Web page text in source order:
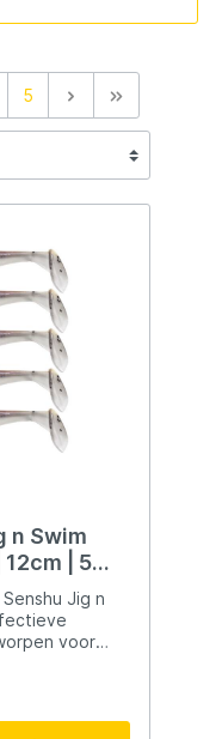
5
n Swim
| 5
voor
uitvoering
Hier zijn